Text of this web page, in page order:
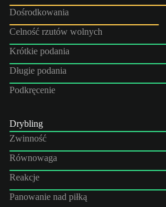
Dośrodkowania
Celność rzutów wolnych
Krótkie podania
Długie podania
Podkręcenie
Drybling
Zwinność
Równowaga
Reakcje
Panowanie nad piłką